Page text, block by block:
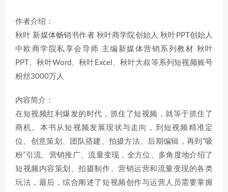
作者介绍：
秋叶 新媒体畅销书作者 秋叶商学院创始人 秋叶PPT创始人
中欧商学院私享会导师 主编新媒体营销系列教材 秋叶
PPT、秋叶Word、秋叶Excel、秋叶大叔等系列短视频账号
粉丝3000万人
内容简介：
在短视频红利爆发的时代，抓住了短视频，就等于抓住了
商机。本书从短视频发展现状与走向，到短视频精准定
位、创意策划、团队搭建、拍摄方法、后期编辑，再到“吸
粉”引流、营销推广、流量变现，全方位、多角度地介绍了
短视频内容策划、拍摄制作、营销运营和流量变现的各类
玩法，最后，综合阐述了短视频创作与运营人员需要掌握